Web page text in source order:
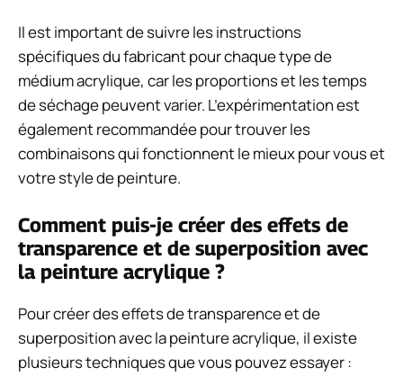
Il est important de suivre les instructions
spécifiques du fabricant pour chaque type de
médium acrylique, car les proportions et les temps
de séchage peuvent varier. L’expérimentation est
également recommandée pour trouver les
combinaisons qui fonctionnent le mieux pour vous et
votre style de peinture.
Comment puis-je créer des effets de
transparence et de superposition avec
la peinture acrylique ?
Pour créer des effets de transparence et de
superposition avec la peinture acrylique, il existe
plusieurs techniques que vous pouvez essayer :